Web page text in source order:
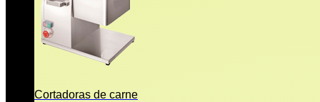
Cortadoras de carne